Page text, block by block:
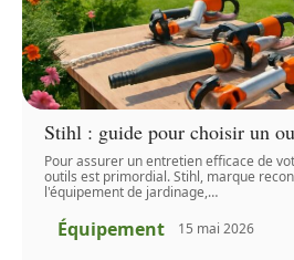
Stihl : guide pour choisir un
Pour assurer un entretien efficace de
outils est primordial. Stihl, marque
l'équipement de jardinage,…
Équipement 15 mai 2026